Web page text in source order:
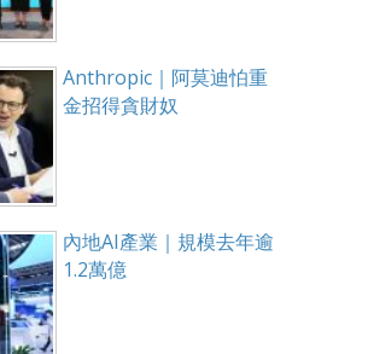
Anthropic｜阿莫迪怕重
金招得貪財奴
內地AI產業｜規模去年逾
1.2萬億